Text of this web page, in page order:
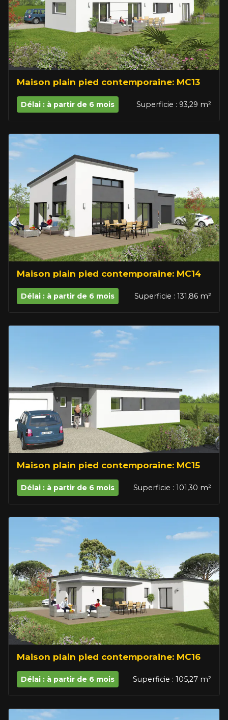
Maison plain pied contemporaine: MC13
Délai : à partir de 6 mois Superficie : 93,29 m²
Maison plain pied contemporaine: MC14
Délai : à partir de 6 mois Superficie : 131,86 m²
Maison plain pied contemporaine: MC15
Délai : à partir de 6 mois Superficie : 101,30 m²
Maison plain pied contemporaine: MC16
Délai : à partir de 6 mois Superficie : 105,27 m²